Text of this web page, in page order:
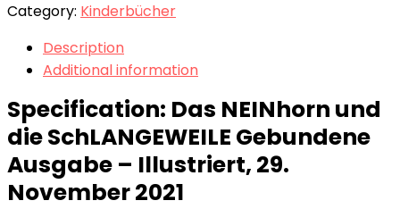
Category: Kinderbücher
Description
Additional information
Specification: Das NEINhorn und
die SchLANGEWEILE Gebundene
Ausgabe – Illustriert, 29.
November 2021